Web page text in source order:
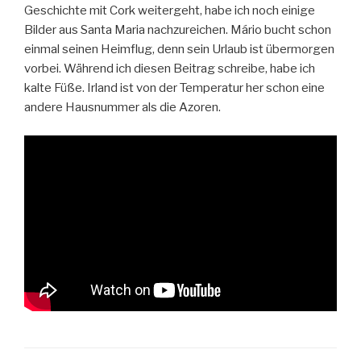
Geschichte mit Cork weitergeht, habe ich noch einige
Bilder aus Santa Maria nachzureichen. Mário bucht schon
einmal seinen Heimflug, denn sein Urlaub ist übermorgen
vorbei. Während ich diesen Beitrag schreibe, habe ich
kalte Füße. Irland ist von der Temperatur her schon eine
andere Hausnummer als die Azoren.